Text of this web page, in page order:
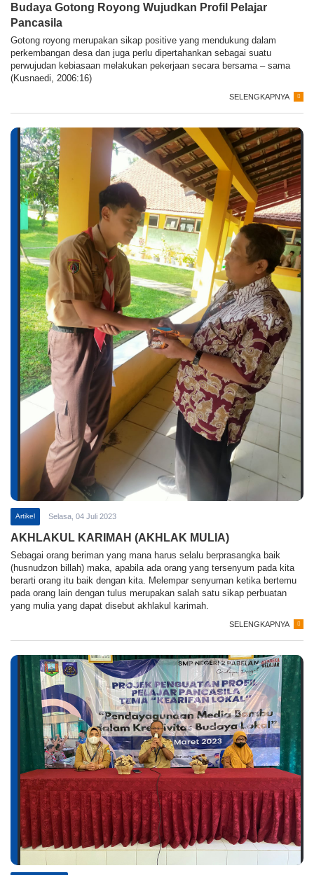
Budaya Gotong Royong Wujudkan Profil Pelajar
Pancasila
Gotong royong merupakan sikap positive yang mendukung dalam
perkembangan desa dan juga perlu dipertahankan sebagai suatu
perwujudan kebiasaan melakukan pekerjaan secara bersama – sama
(Kusnaedi, 2006:16)
SELENGKAPNYA
Artikel Selasa, 04 Juli 2023
AKHLAKUL KARIMAH (AKHLAK MULIA)
Sebagai orang beriman yang mana harus selalu berprasangka baik
(husnudzon billah) maka, apabila ada orang yang tersenyum pada kita
berarti orang itu baik dengan kita. Melempar senyuman ketika bertemu
pada orang lain dengan tulus merupakan salah satu sikap perbuatan
yang mulia yang dapat disebut akhlakul karimah.
SELENGKAPNYA